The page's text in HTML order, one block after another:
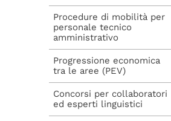
Procedure di mobilità per
personale tecnico
amministrativo
Progressione economica
tra le aree (PEV)
Concorsi per collaboratori
ed esperti linguistici